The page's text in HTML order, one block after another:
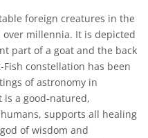
foreign creatures in the
millennia. It is depicted
part of a goat and the back
constellation has been
of astronomy in
is a good-natured,
supports all healing
of wisdom and